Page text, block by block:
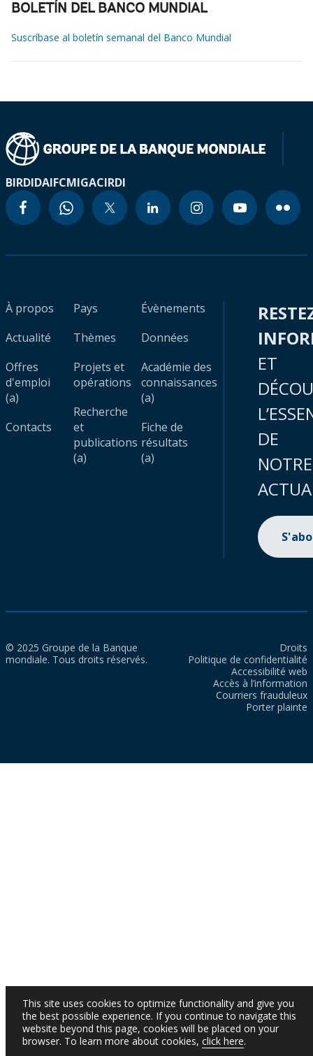
BOLETÍN DEL BANCO MUNDIAL
Suscríbase al boletín semanal del Banco Mundial
BIRDIDAIFCMIGACIRDI
À propos
Actualité
Offres
d'emploi
(a)
Contacts
Pays
Thèmes
Projets et
opérations
Recherche
et
publications
(a)
Évènements
Données
Académie des
connaissances
(a)
Fiche de
résultats
(a)
ET
DE
NOTRE
© 2025 Groupe de la Banque
mondiale. Tous droits réservés.
Droits
Politique de confidentialité
Accessibilité web
Accès à l’information
Courriers frauduleux
Porter plainte
This site uses cookies to optimize functionality and give you
the best possible experience. If you continue to navigate this
website beyond this page, cookies will be placed on your
browser. To learn more about cookies, click here.